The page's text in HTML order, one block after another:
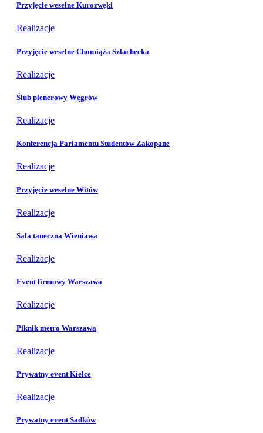
Przyjęcie weselne Kurozwęki
Realizacje
Przyjęcie weselne Chomiąża Szlachecka
Realizacje
Ślub plenerowy Węgrów
Realizacje
Konferencja Parlamentu Studentów Zakopane
Realizacje
Przyjęcie weselne Witów
Realizacje
Sala taneczna Wieniawa
Realizacje
Event firmowy Warszawa
Realizacje
Piknik metro Warszawa
Realizacje
Prywatny event Kielce
Realizacje
Prywatny event Sadków